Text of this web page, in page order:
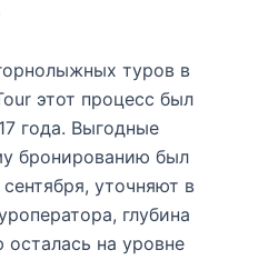
туров в
этот процесс был
года. Выгодные
бронированию был
уточняют в
глубина
на уровне